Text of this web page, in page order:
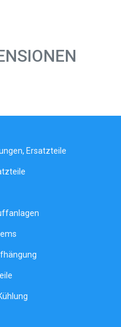
Ersatzteile